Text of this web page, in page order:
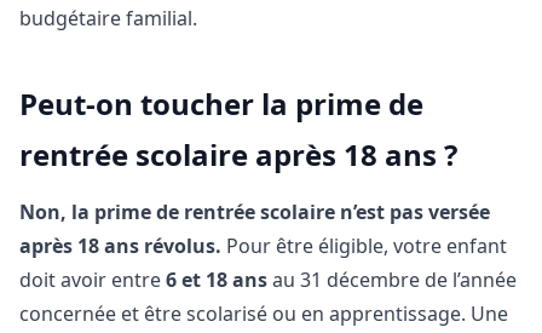
budgétaire familial.
Peut-on toucher la prime de
rentrée scolaire après 18 ans ?
Non, la prime de rentrée scolaire n’est pas versée
après 18 ans révolus. Pour être éligible, votre enfant
doit avoir entre6 et 18 ansau 31 décembre de l’année
concernée et être scolarisé ou en apprentissage. Une